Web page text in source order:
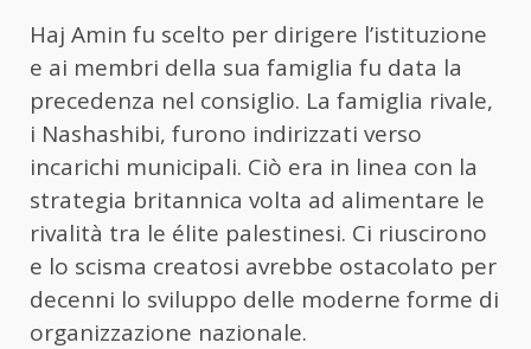
Haj Amin fu scelto per dirigere l’istituzione
e ai membri della sua famiglia fu data la
precedenza nel consiglio. La famiglia rivale,
i Nashashibi, furono indirizzati verso
incarichi municipali. Ciò era in linea con la
strategia britannica volta ad alimentare le
rivalità tra le élite palestinesi. Ci riuscirono
e lo scisma creatosi avrebbe ostacolato per
decenni lo sviluppo delle moderne forme di
organizzazione nazionale.